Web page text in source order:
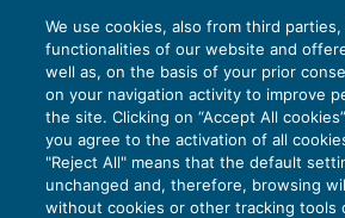
Concorso del professionista
solo se ha ideato la frode
CRESCITA PROFESSIONALE05/02/
diMarco Bargagli
We use cookies, also from third
functionalities of our website and
well as, on the basis of your prior
on your navigation activity to improve
the site. Clicking on “Accept All
you agree to the activation of all
"Reject All" means that the default
unchanged and, therefore, browsing
without cookies or other tracking tools